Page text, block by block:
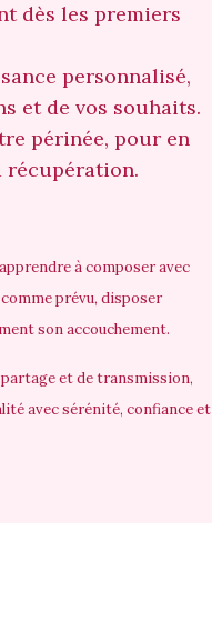
dès les premiers
personnalisé,
et de vos souhaits.
périnée, pour en
récupération.
à composer avec
prévu, disposer
son accouchement.
partage et de transmission,
avec sérénité, confiance et